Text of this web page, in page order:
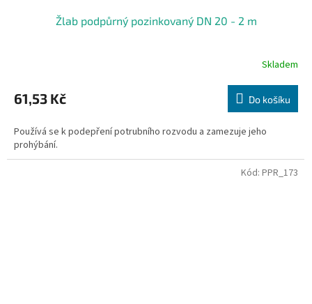
Žlab podpůrný pozinkovaný DN 20 - 2 m
Skladem
61,53 Kč Do košíku
Používá se k podepření potrubního rozvodu a zamezuje jeho
prohýbání.
Kód: PPR_173